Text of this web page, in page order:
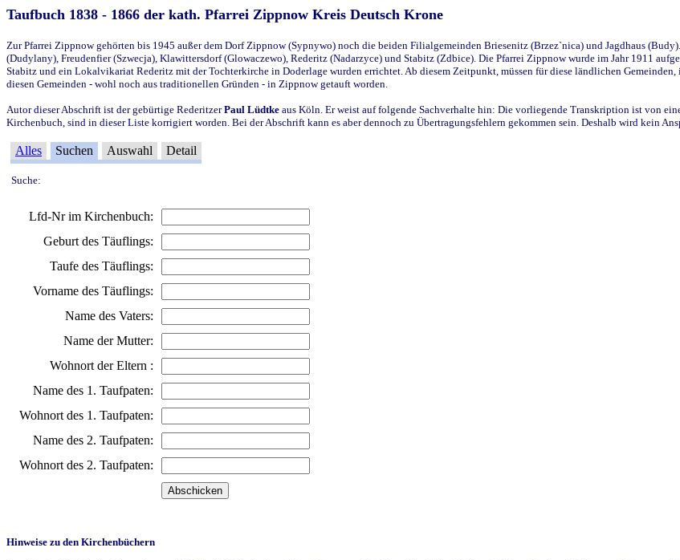
Taufbuch 1838 - 1866 der kath. Pfarrei Zippnow Kreis Deutsch Krone
Zur Pfarrei Zippnow gehörten bis 1945 außer dem Dorf Zippnow (Sypnywo) noch die beiden Filialgemeinden Briesenitz (Brzez`nica) und Jagdhaus
(Dudylany), Freudenfier (Szwecja), Klawittersdorf (Glowaczewo), Rederitz (Nadarzyce) und Stabitz (Zdbice). Die Pfarrei Zippnow wurde im Jahr 1911
Stabitz und ein Lokalvikariat Rederitz mit der Tochterkirche in Doderlage wurden errichtet. Ab diesem Zeitpunkt, müssen für diese ländlichen
diesen Gemeinden - wohl noch aus traditionellen Gründen - in Zippnow getauft worden.
Autor dieser Abschrift ist der gebürtige RederitzerPaul Lüdtke aus Köln. Er weist auf folgende Sachverhalte hin: Die vorliegende Transkription ist von
Kirchenbuch, sind in dieser Liste korrigiert worden. Bei der Abschrift kann es aber dennoch zu Übertragungsfehlern gekommen sein. Deshalb wird kein
Alles Suchen Auswahl Detail
Suche:
Lfd-Nr im Kirchenbuch:
Geburt des Täuflings:
Taufe des Täuflings:
Vorname des Täuflings:
Name des Vaters:
Name der Mutter:
Wohnort der Eltern :
Name des 1. Taufpaten:
Wohnort des 1. Taufpaten:
Name des 2. Taufpaten:
Wohnort des 2. Taufpaten:
Hinweise zu den Kirchenbüchern